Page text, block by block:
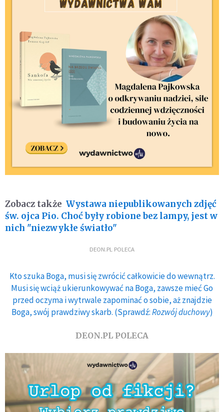
Zobacz także Wystawa niepublikowanych zdjęć
św. ojca Pio. Choć były robione bez lampy, jest w
nich "niezwykłe światło"
DEON.PL POLECA
Kto szuka Boga, musi się zwrócić całkowicie do wewnątrz.
Musi się wciąż ukierunkowywać na Boga, zawsze mieć Go
przed oczyma i wytrwale zapominać o sobie, aż znajdzie
Boga, swój prawdziwy skarb. (Sprawdź:Rozwój duchowy)
DEON.PL POLECA